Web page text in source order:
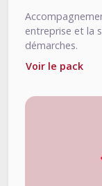
entreprise et la
démarches.
Voir le pack